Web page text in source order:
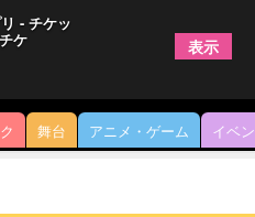
舞台 アニメ・ゲーム イベ
- チケッ
ケ 表示